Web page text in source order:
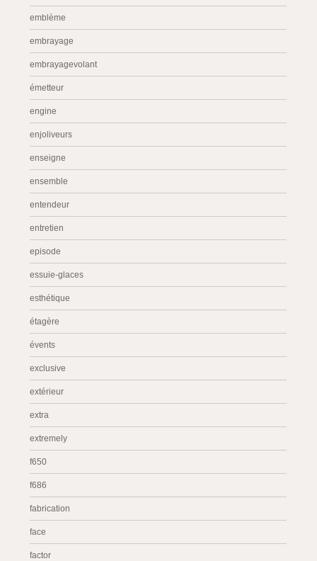
emblème
embrayage
embrayagevolant
émetteur
engine
enjoliveurs
enseigne
ensemble
entendeur
entretien
episode
essuie-glaces
esthétique
étagère
évents
exclusive
extérieur
extra
extremely
f650
f686
fabrication
face
factor